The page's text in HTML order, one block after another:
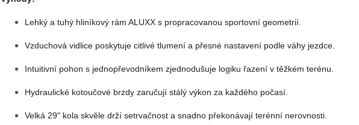
Lehký a tuhý hliníkový rám ALUXX s propracovanou sportovní geometrií.
Vzduchová vidlice poskytuje citlivé tlumení a přesné nastavení podle váhy jezdce.
Intuitivní pohon s jednopřevodníkem zjednodušuje logiku řazení v těžkém terénu.
Hydraulické kotoučové brzdy zaručují stálý výkon za každého počasí.
Velká 29" kola skvěle drží setrvačnost a snadno překonávají terénní nerovnosti.